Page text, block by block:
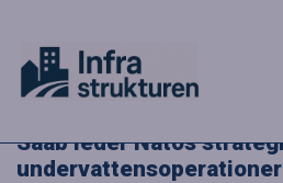
Saab leder Natos
undervattensoperationer